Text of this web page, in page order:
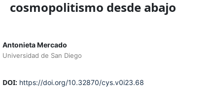
cosmopolitismo desde abajo
Antonieta Mercado
Universidad de San Diego
DOI: https://doi.org/10.32870/cys.v0i23.68